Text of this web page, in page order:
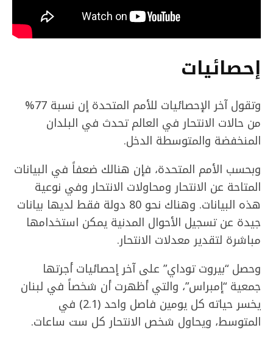
إحصائيات
وتقول آخر الإحصائيات للأمم المتحدة إن نسبة 77%
من حالات الانتحار في العالم تحدث في البلدان
المنخفضة والمتوسطة الدخل.
وبحسب الأمم المتحدة، فإن هنالك ضعفاً في البيانات
المتاحة عن الانتحار ومحاولات الانتحار وفي نوعية
هذه البيانات. وهناك نحو 80 دولة فقط لديها بيانات
جيدة عن تسجيل الأحوال المدنية يمكن استخدامها
مباشرة لتقدير معدلات الانتحار.
وحصل “بيروت توداي” على آخر إحصائيات أجرتها
جمعية “إمبراس”، والتي أظهرت أن شخصاً في لبنان
يخسر حياته كل يومين فاصل واحد (2.1) في
المتوسط، ويحاول شخص الانتحار كل ست ساعات.